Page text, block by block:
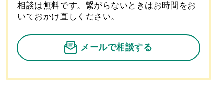
相談は無料です。繋がらないときはお時間をお
いておかけ直しください。
メールで相談する